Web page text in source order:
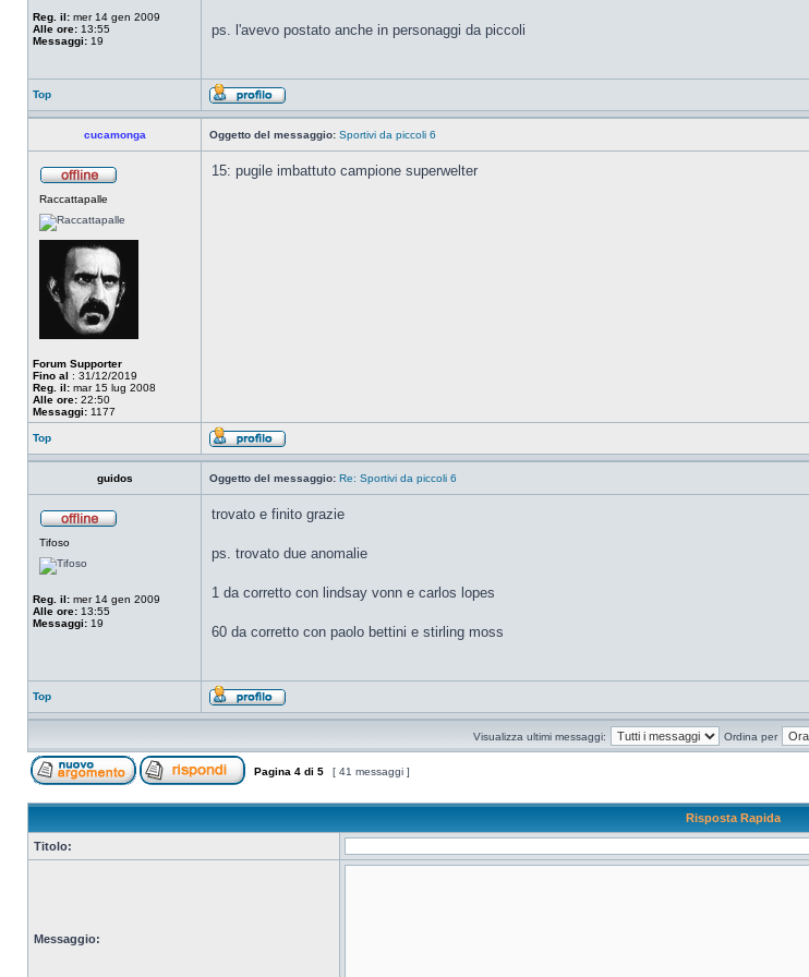
Reg. il: mer 14 gen 2009
Alle ore: 13:55
Messaggi: 19
ps. l'avevo postato anche in personaggi da piccoli
Top
cucamonga Oggetto del messaggio: Sportivi da piccoli 6
Raccattapalle
Forum Supporter
Fino al : 31/12/2019
Reg. il: mar 15 lug 2008
Alle ore: 22:50
Messaggi: 1177
15: pugile imbattuto campione superwelter
Top
guidos Oggetto del messaggio: Re: Sportivi da piccoli 6
Tifoso
Reg. il: mer 14 gen 2009
Alle ore: 13:55
Messaggi: 19
trovato e finito grazie
ps. trovato due anomalie
1 da corretto con lindsay vonn e carlos lopes
60 da corretto con paolo bettini e stirling moss
Top
Visualizza ultimi messaggi: Ordina per
Pagina 4 di 5 [ 41 messaggi ]
Risposta Rapida
Titolo:
Messaggio: